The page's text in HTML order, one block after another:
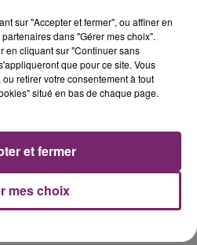
solaire du 12 Août 2026
de la région sont
soir pour la Gironde
sur "Accepter et fermer", ou affiner en
dans "Gérer mes choix".
en cliquant sur "Continuer sans
que pour ce site. Vous
retirer votre consentement à tout
situé en bas de chaque page.
mes choix
et fermer